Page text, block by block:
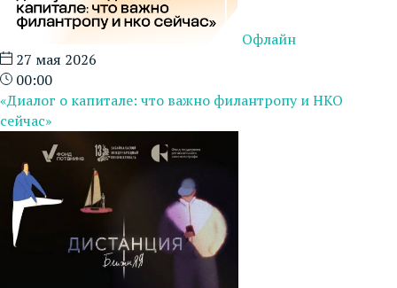
Офлайн
27 мая 2026
00:00
«Диалог о капитале: что важно филантропу и НКО
сейчас»